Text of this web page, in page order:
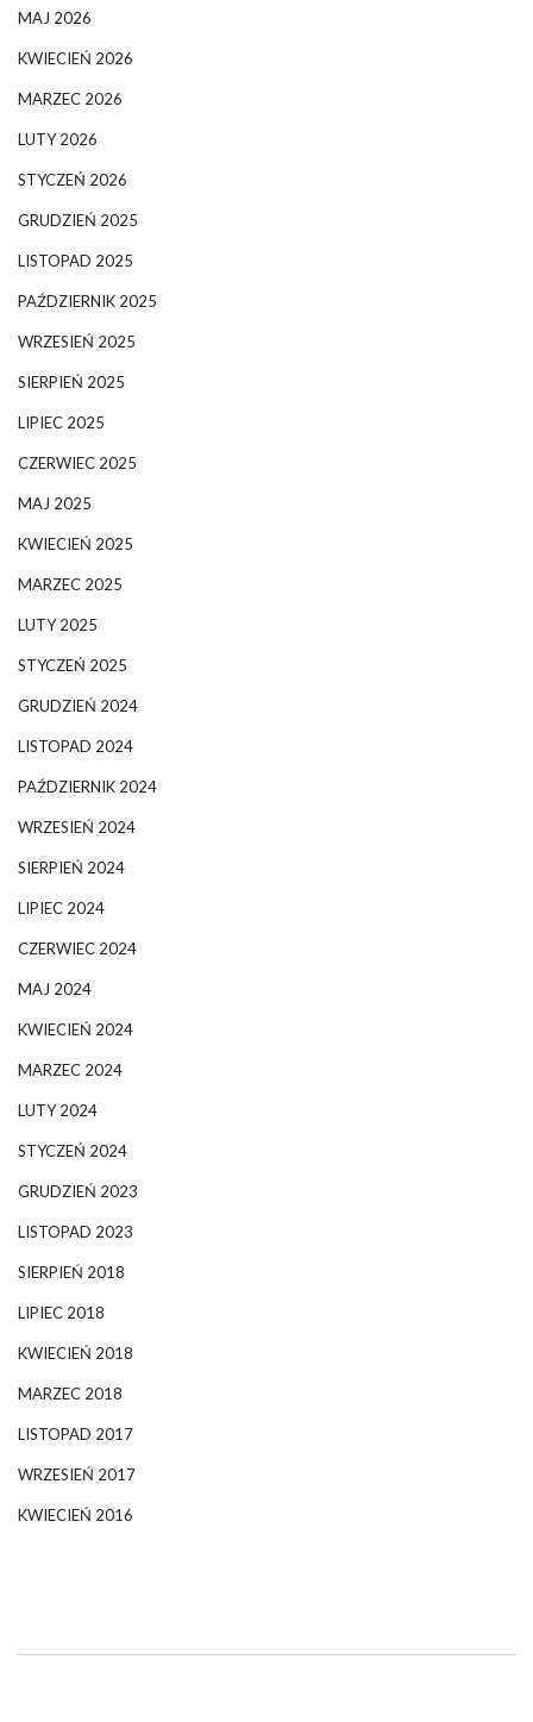
MAJ 2026
KWIECIEŃ 2026
MARZEC 2026
LUTY 2026
STYCZEŃ 2026
GRUDZIEŃ 2025
LISTOPAD 2025
PAŹDZIERNIK 2025
WRZESIEŃ 2025
SIERPIEŃ 2025
LIPIEC 2025
CZERWIEC 2025
MAJ 2025
KWIECIEŃ 2025
MARZEC 2025
LUTY 2025
STYCZEŃ 2025
GRUDZIEŃ 2024
LISTOPAD 2024
PAŹDZIERNIK 2024
WRZESIEŃ 2024
SIERPIEŃ 2024
LIPIEC 2024
CZERWIEC 2024
MAJ 2024
KWIECIEŃ 2024
MARZEC 2024
LUTY 2024
STYCZEŃ 2024
GRUDZIEŃ 2023
LISTOPAD 2023
SIERPIEŃ 2018
LIPIEC 2018
KWIECIEŃ 2018
MARZEC 2018
LISTOPAD 2017
WRZESIEŃ 2017
KWIECIEŃ 2016